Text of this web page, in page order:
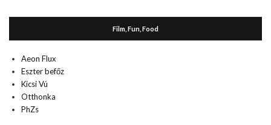
Film, Fun, Food
Aeon Flux
Eszter befőz
Kicsi Vú
Otthonka
PhZs